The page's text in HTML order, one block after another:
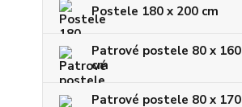
Postele 180 x 200 cm
Patrové postele 80 x 160
cm
Patrové postele 80 x 170